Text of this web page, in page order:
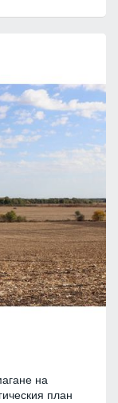
на
план